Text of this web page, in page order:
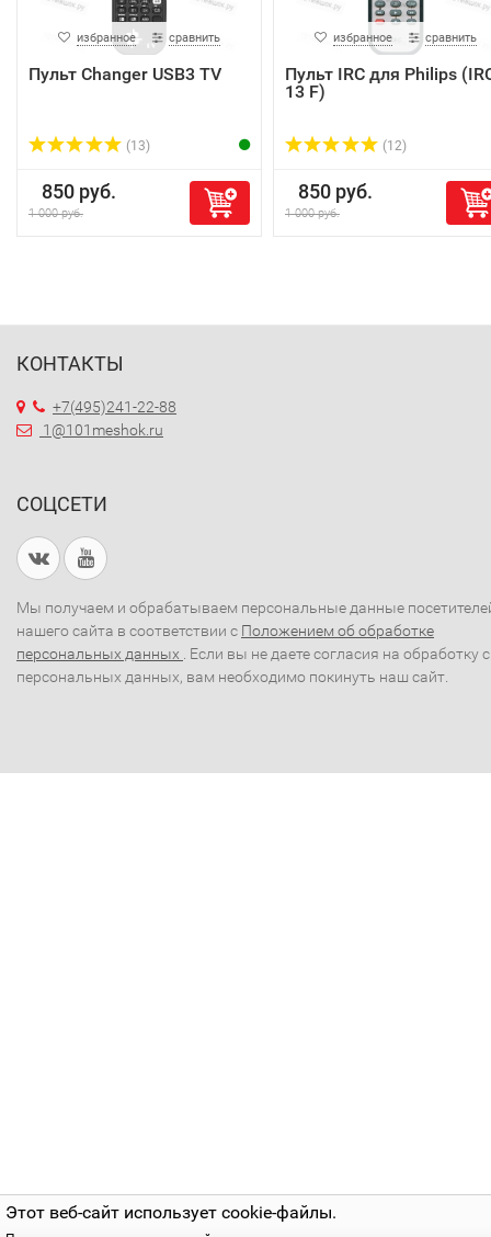
Этот веб-сайт использует cookie-файлы.
избранное сравнить
Пульт Changer USB3 TV
(13)
850 руб.
1 000 руб.
избранное сравнить
Пульт IRC для Philips
13 F)
(12)
850 руб.
1 000 руб.
КОНТАКТЫ
+7(495)241-22-88
1@101meshok.ru
СОЦСЕТИ
Мы получаем и обрабатываем персональные данные
нашего сайта в соответствии с Положением об обработке
персональных данных . Если вы не даете согласия на обработку
персональных данных, вам необходимо покинуть наш сайт.